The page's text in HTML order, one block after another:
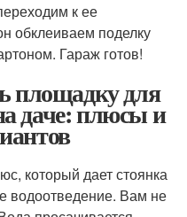
к ее
обклеиваем поделку
Гараж готов!
площадку для
даче: плюсы и
который дает стоянка
водоотведение. Вам не